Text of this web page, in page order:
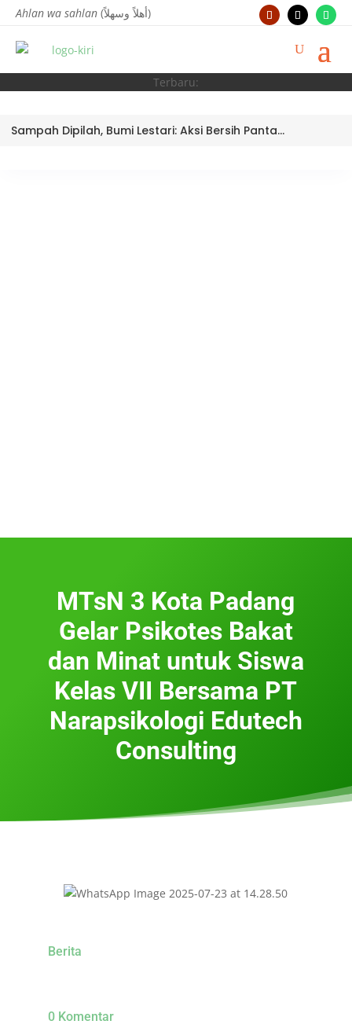
Ahlan wa sahlan (أهلاً وسهلاً)
Terbaru:
Sampah Dipilah, Bumi Lestari: Aksi Bersih Pantai Ujung Batu oleh Tim Bank Sampah MTsN 3 Kota Padang
MTsN 3 Kota Padang
Gelar Psikotes Bakat
dan Minat untuk Siswa
Kelas VII Bersama PT
Narapsikologi Edutech
Consulting
Berita
0 Komentar